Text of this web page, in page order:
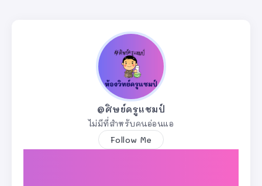
@ศิษย์ครูแชมป์
ไม่มีที่สำหรับคนอ่อนแอ
Follow Me